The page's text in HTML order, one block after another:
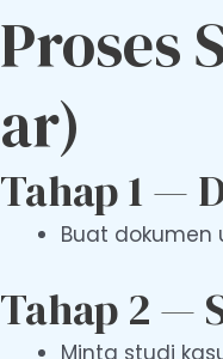
Proses
ar)
Tahap 1 —
Buat dokumen
Tahap 2 —
Minta studi